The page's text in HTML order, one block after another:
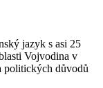
jazyk s asi 25
Vojvodina v
politických důvodů